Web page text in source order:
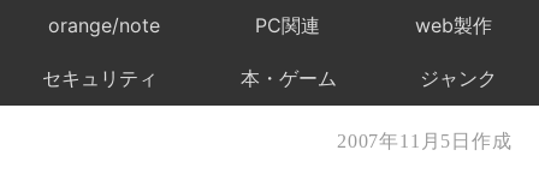
orange/note PC関連 web製作
セキュリティ 本・ゲーム ジャンク
2007年11月5日作成